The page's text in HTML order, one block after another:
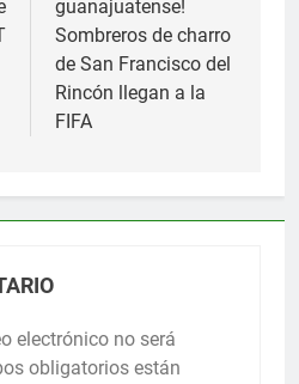
guanajuatense!
Sombreros de charro
de San Francisco del
Rincón llegan a la
FIFA
electrónico no será
obligatorios están